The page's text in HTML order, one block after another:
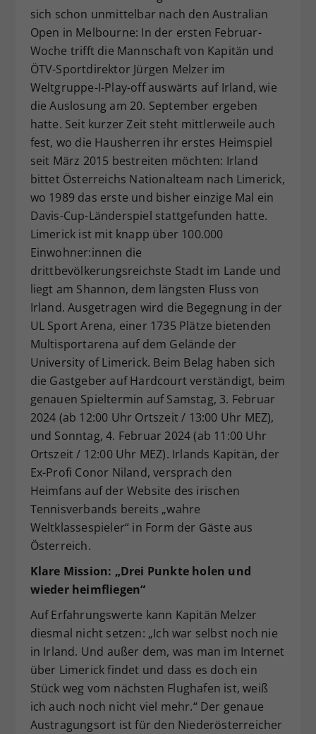
sich schon unmittelbar nach den Australian
Open in Melbourne: In der ersten Februar-
Woche trifft die Mannschaft von Kapitän und
ÖTV-Sportdirektor Jürgen Melzer im
Weltgruppe-I-Play-off auswärts auf Irland, wie
die Auslosung am 20. September ergeben
hatte. Seit kurzer Zeit steht mittlerweile auch
fest, wo die Hausherren ihr erstes Heimspiel
seit März 2015 bestreiten möchten: Irland
bittet Österreichs Nationalteam nach Limerick,
wo 1989 das erste und bisher einzige Mal ein
Davis-Cup-Länderspiel stattgefunden hatte.
Limerick ist mit knapp über 100.000
Einwohner:innen die
drittbevölkerungsreichste Stadt im Lande und
liegt am Shannon, dem längsten Fluss von
Irland. Ausgetragen wird die Begegnung in der
UL Sport Arena, einer 1735 Plätze bietenden
Multisportarena auf dem Gelände der
University of Limerick. Beim Belag haben sich
die Gastgeber auf Hardcourt verständigt, beim
genauen Spieltermin auf Samstag, 3. Februar
2024 (ab 12:00 Uhr Ortszeit / 13:00 Uhr MEZ),
und Sonntag, 4. Februar 2024 (ab 11:00 Uhr
Ortszeit / 12:00 Uhr MEZ). Irlands Kapitän, der
Ex-Profi Conor Niland, versprach den
Heimfans auf der Website des irischen
Tennisverbands bereits „wahre
Weltklassespieler“ in Form der Gäste aus
Österreich.
Klare Mission: „Drei Punkte holen und
wieder heimfliegen“
Auf Erfahrungswerte kann Kapitän Melzer
diesmal nicht setzen: „Ich war selbst noch nie
in Irland. Und außer dem, was man im Internet
über Limerick findet und dass es doch ein
Stück weg vom nächsten Flughafen ist, weiß
ich auch noch nicht viel mehr.“ Der genaue
Austragungsort ist für den Niederösterreicher
Zweck
Dieser Wert speichert Ihre Consent-
Einstellungen. Unter anderem eine
zufällig generierte ID, für die
historische Speicherung Ihrer
vorgenommen Einstellungen, falls der
Webseiten-Betreiber dies eingestellt
hat.